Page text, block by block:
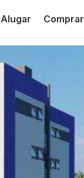
Alugar Comprar